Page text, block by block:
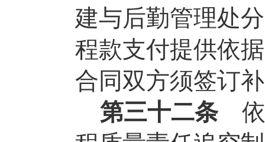
建与后勤管理处
程款支付提供依
合同双方须签订
第三十二条